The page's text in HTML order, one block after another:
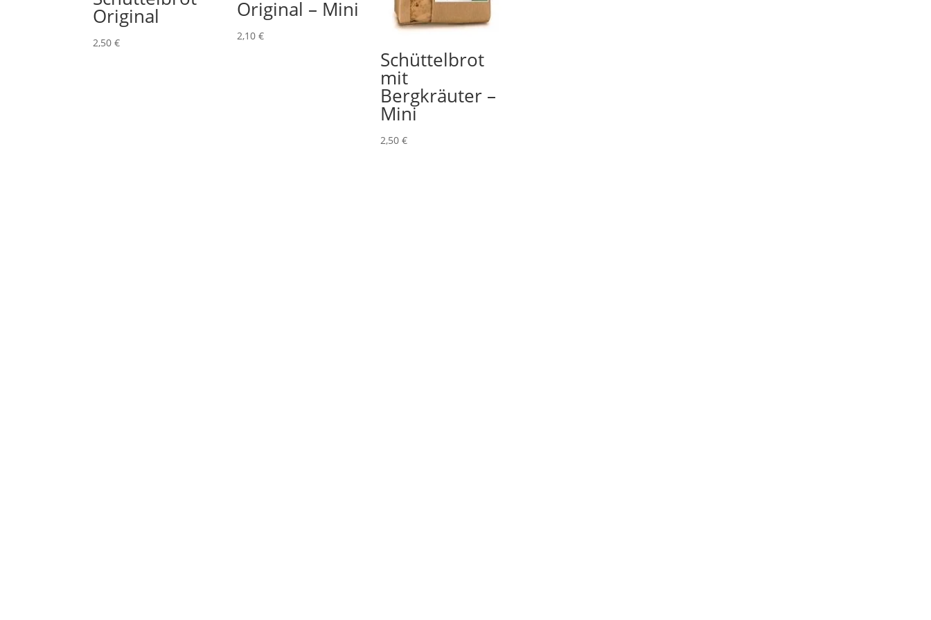
Original
2,50€
Original – Mini
2,10 €
Schüttelbrot
mit
Bergkräuter –
Mini
2,50 €